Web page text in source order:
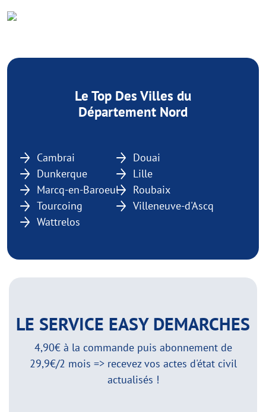
Le Top Des Villes du
Département Nord
Cambrai
Douai
Dunkerque
Lille
Marcq-en-Baroeul
Roubaix
Tourcoing
Villeneuve-d'Ascq
Wattrelos
LE SERVICE EASY DEMARCHES
4,90€ à la commande puis abonnement de
29,9€/2 mois => recevez vos actes d'état civil
actualisés !